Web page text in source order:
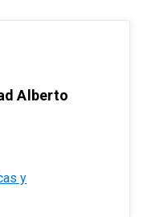
Alberto
y